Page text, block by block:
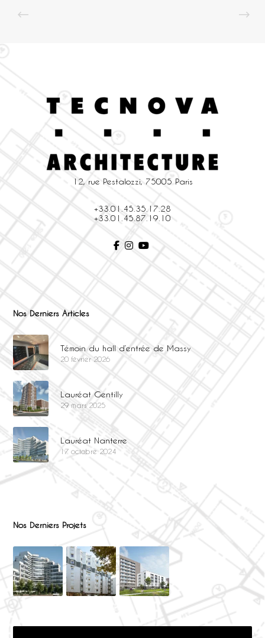
12, rue Pestalozzi, 75005 Paris
+33.01.45.35.17.28
+33.01.45.87.19.10
Nos Derniers Articles
Témoin du hall d’entrée de Massy
20 février 2026
Lauréat Gentilly
29 mars 2025
Lauréat Nanterre
17 octobre 2024
Nos Derniers Projets